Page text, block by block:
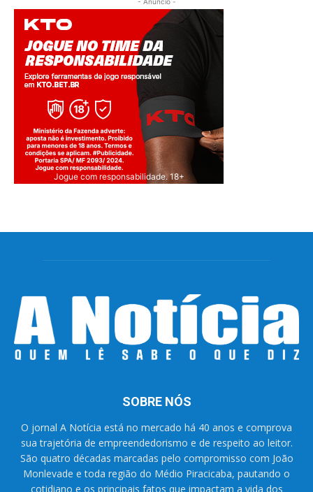
Jogue com responsabilidade. 18+
SOBRE NÓS
O jornal A Notícia está no mercado há 40 anos e comprova
sua trajetória de empreendedorismo e de respeito ao leitor.
São quatro décadas marcadas pelo compromisso com João
Monlevade e toda região do Médio Piracicaba, pautando o
cotidiano e os principais fatos que impactam a vida dos